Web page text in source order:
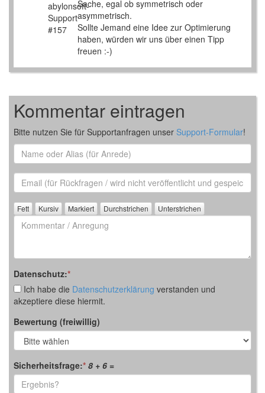
Sache, egal ob symmetrisch oder
asymmetrisch.
Sollte Jemand eine Idee zur Optimierung
haben, würden wir uns über einen Tipp
freuen :-)
Kommentar eintragen
Bitte nutzen Sie für Supportanfragen unser Support-Formular!
Name
oder
Alias
Email
(für
Rückfrage)
Kommentar
/
Anregung
Datenschutz:*
Ich habe die Datenschutzerklärung verstanden und
akzeptiere diese hiermit.
Bewertung (freiwillig)
Sicherheitsfrage:* 8 + 6 =